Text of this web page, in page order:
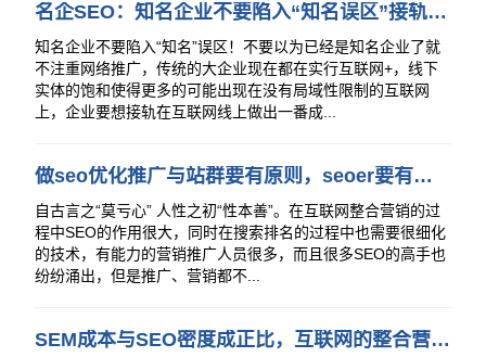
名企SEO：知名企业不要陷入“知名误区”接轨互联网SEO才是企业标配
知名企业不要陷入“知名”误区！不要以为已经是知名企业了就
不注重网络推广，传统的大企业现在都在实行互联网+，线下
实体的饱和使得更多的可能出现在没有局域性限制的互联网
上，企业要想接轨在互联网线上做出一番成...
做seo优化推广与站群要有原则，seoer要有良知不要触碰底线！
自古言之“莫亏心” 人性之初“性本善”。在互联网整合营销的过
程中SEO的作用很大，同时在搜索排名的过程中也需要很细化
的技术，有能力的营销推广人员很多，而且很多SEO的高手也
纷纷涌出，但是推广、营销都不...
SEM成本与SEO密度成正比，互联网的整合营销中实施推广必须要多方位